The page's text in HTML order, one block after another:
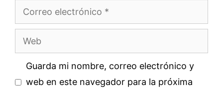
Correo
electrónico
Web
Guarda mi nombre, correo electrónico y
web en este navegador para la próxima